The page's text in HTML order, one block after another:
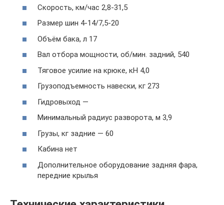
Скорость, км/час 2,8-31,5
Размер шин 4-14/7,5-20
Объём бака, л 17
Вал отбора мощности, об/мин. задний, 540
Тяговое усилие на крюке, кН 4,0
Грузоподъемность навески, кг 273
Гидровыход —
Минимальный радиус разворота, м 3,9
Грузы, кг задние — 60
Кабина нет
Дополнительное оборудование задняя фара,
передние крылья